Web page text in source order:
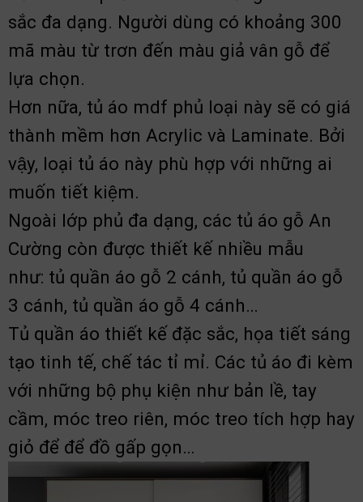
sắc đa dạng. Người dùng có khoảng 300
mã màu từ trơn đến màu giả vân gỗ để
lựa chọn.
Hơn nữa, tủ áo mdf phủ loại này sẽ có giá
thành mềm hơn Acrylic và Laminate. Bởi
vậy, loại tủ áo này phù hợp với những ai
muốn tiết kiệm.
Ngoài lớp phủ đa dạng, các tủ áo gỗ An
Cường còn được thiết kế nhiều mẫu
như: tủ quần áo gỗ 2 cánh, tủ quần áo gỗ
3 cánh, tủ quần áo gỗ 4 cánh…
Tủ quần áo thiết kế đặc sắc, họa tiết sáng
tạo tinh tế, chế tác tỉ mỉ. Các tủ áo đi kèm
với những bộ phụ kiện như bản lề, tay
cầm, móc treo riên, móc treo tích hợp hay
giỏ để để đồ gấp gọn…